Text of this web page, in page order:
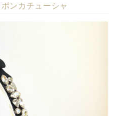
ンカチューシャ